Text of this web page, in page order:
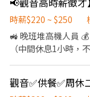
安排。 ✅ 請勿臨時
動機靈、不偷懶、須
息時間將不計入工作
中信銀行帳戶，會
缺席，將列黑名單。 ⭐ 適合對象 ✔ 想賺外快增加收入 ✔ 學生兼職
✔ 短期打工 ✔ 體力佳、不排斥勞
賴ID及提供： 1️⃣ 姓
段及薪資: 理貨員: 早班:08:00-17:00(時薪200元起) 晚班:17:00-
02:00(時薪230元起) 堆高機手除以上時薪 每小時額外多十五~二十
五元 ▬▬▬▬▬▬▬▬▬▬【預約面試】▬▬▬▬▬▬▬▬▬ 【電
話預約報名 : 0912-
時薪$220 ~ $250
🚜 晚班堆高機人員 💰 時薪：240～250元 🕚 上班時間 23:00－08:00
（中間休息1小時，不計薪） 工作內容 ✔ 駕駛堆
～240元 🕔 上班時間 05:00－14:00 （中間休息1小時，不計薪） 工